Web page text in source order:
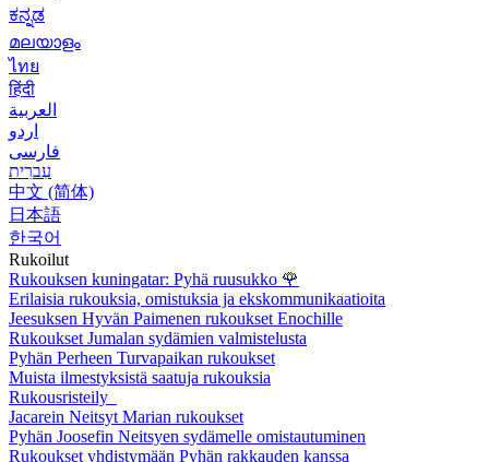
ಕನ್ನಡ
മലയാളം
ไทย
हिंदी
العربية
اردو
فارسی
עִברִית
中文 (简体)
日本語
한국어
Rukoilut
Rukouksen kuningatar: Pyhä ruusukko 🌹
Erilaisia rukouksia, omistuksia ja ekskommunikaatioita
Jeesuksen Hyvän Paimenen rukoukset Enochille
Rukoukset Jumalan sydämien valmistelusta
Pyhän Perheen Turvapaikan rukoukset
Muista ilmestyksistä saatuja rukouksia
Rukousristeily
Jacarein Neitsyt Marian rukoukset
Pyhän Joosefin Neitsyen sydämelle omistautuminen
Rukoukset yhdistymään Pyhän rakkauden kanssa